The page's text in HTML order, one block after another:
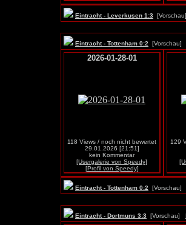
Eintracht - Leverkusen 1:3
Eintracht - Tottenham 0:2
2026-01-28-01
118 Views / noch nicht bewertet
29.01.2026 [21:51]
kein Kommentar
[Usergalerie von Speedy]
[Profil von Speedy]
129
Eintracht - Tottenham 0:2
Eintracht - Dortmuns 3:3 [Vorschau]